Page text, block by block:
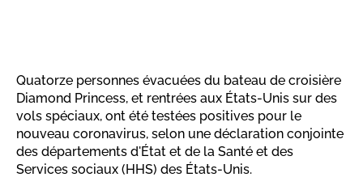
Quatorze personnes évacuées du bateau de croisière
Diamond Princess, et rentrées aux États-Unis sur des
vols spéciaux, ont été testées positives pour le
nouveau coronavirus, selon une déclaration conjointe
des départements d'État et de la Santé et des
Services sociaux (HHS) des États-Unis.